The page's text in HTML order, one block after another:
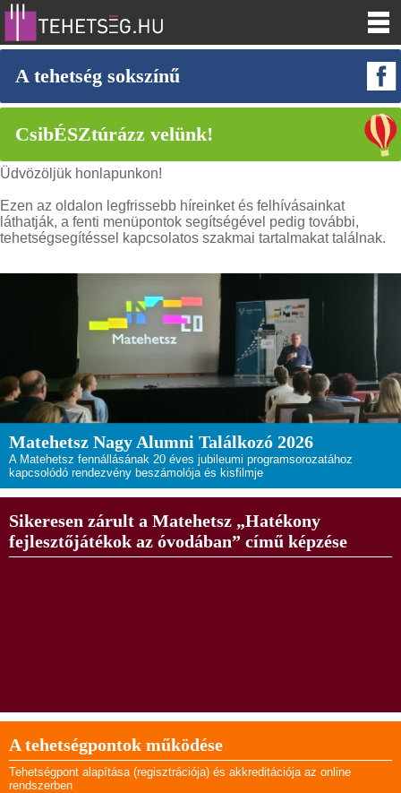
A tehetség sokszínű
CsibÉSZtúrázz velünk!
Üdvözöljük honlapunkon!
Ezen az oldalon legfrissebb híreinket és felhívásainkat
láthatják, a fenti menüpontok segítségével pedig további,
tehetségsegítéssel kapcsolatos szakmai tartalmakat találnak.
Matehetsz Nagy Alumni Találkozó 2026
A Matehetsz fennállásának 20 éves jubileumi programsorozatához
kapcsolódó rendezvény beszámolója és kisfilmje
Sikeresen zárult a Matehetsz „Hatékony
fejlesztőjátékok az óvodában” című képzése
A tehetségpontok működése
Tehetségpont alapítása (regisztrációja) és akkreditációja az online
rendszerben